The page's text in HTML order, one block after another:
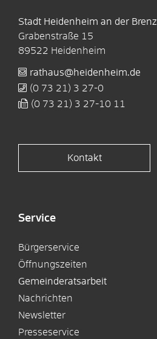
Stadt Heidenheim an der Brenz
Grabenstraße 15
89522 Heidenheim
rathaus@heidenheim.de
(0 73 21) 3 27-0
(0 73 21) 3 27-10 11
Kontakt
Service
Bürgerservice
Öffnungszeiten
Gemeinderatsarbeit
Nachrichten
Newsletter
Presseservice